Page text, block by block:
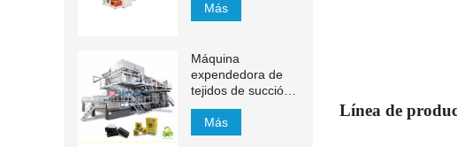
Línea de
papel de
transferencia MJN-
Más
Máquina
expendedora de
tejidos de succión
de 1200 m / min
Más